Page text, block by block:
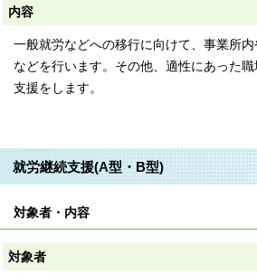
内容
一般就労などへの移行に向けて、事業所
などを行います。その他、適性にあった
支援をします。
就労継続支援(A型・B型)
対象者・内容
対象者